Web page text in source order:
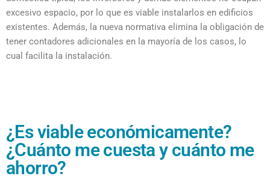
excesivo espacio, por lo que es viable instalarlos en edificios
existentes. Además, la nueva normativa elimina la obligación de
tener contadores adicionales en la mayoría de los casos, lo
cual facilita la instalación.
¿Es viable económicamente?
¿Cuánto me cuesta y cuánto me
ahorro?